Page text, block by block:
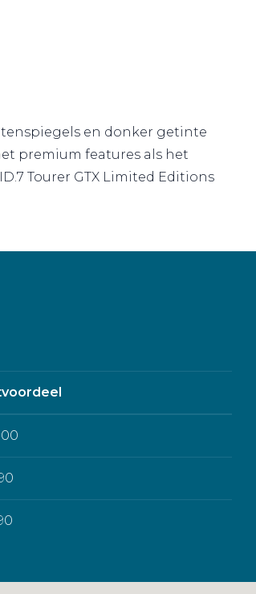
en donker getinte
premium features als het
Tourer GTX Limited Editions